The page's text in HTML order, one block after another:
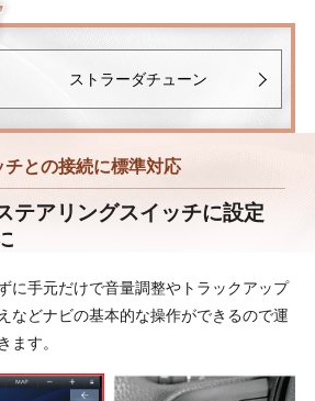
ストラーダチューン
チとの接続に標準対応
テアリングスイッチに設定
に手元だけで音量調整やトラックアップ
などナビの基本的な操作ができるので運
ます。